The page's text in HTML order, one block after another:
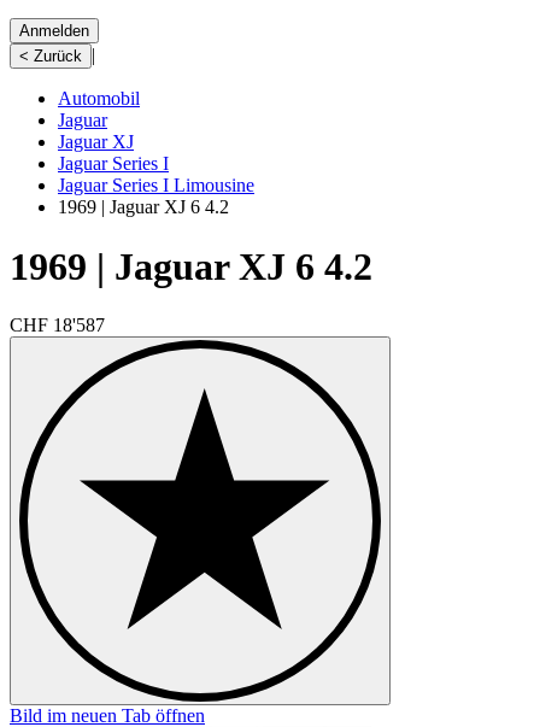
Anmelden
< Zurück |
Automobil
Jaguar
Jaguar XJ
Jaguar Series I
Jaguar Series I Limousine
1969 | Jaguar XJ 6 4.2
1969 | Jaguar XJ 6 4.2
CHF 18'587
Bild im neuen Tab öffnen